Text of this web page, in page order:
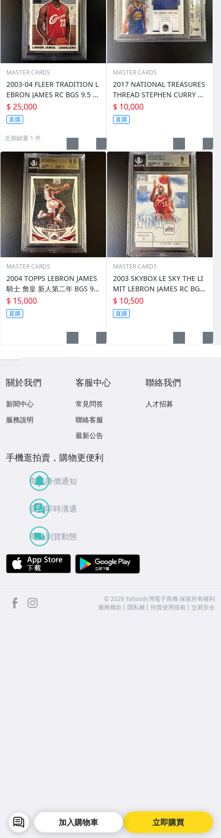
立即購買
加入購物車
MASTER CARDS
2003-04 FLEER TRADITION L
EBRON JAMES RC BGS 9.5 騎
士 詹皇 新人年 NBA PSA 鑑定
卡
$ 25,000
直購
近期銷量 1 件
MASTER CARDS
2017 NATIONAL TREASURES
THREAD STEPHEN CURRY B
GS 9 國寶 勇士 冠軍年 咖喱 限
量99 NBA PSA 鑑定卡
$ 10,000
直購
MASTER CARDS
2004 TOPPS LEBRON JAMES
騎士 詹皇 新人第二年 BGS 9.5
金標 NBA PSA 鑑定卡
$ 15,000
直購
MASTER CARDS
2003 SKYBOX LE SKY THE LI
MIT LEBRON JAMES RC BGS
9 騎士 詹皇 新人年 NBA PSA
鑑定卡 差0.5 金標
$ 10,500
直購
關於我們
新聞中心
服務說明
客服中心
常見問答
聯絡客服
最新公告
聯絡我們
人才招募
手機逛拍賣，購物更便利
商品降價通知
買賣即時溝通
商品到貨動態
APP Store
facebook ©2026 Yahoo台灣電子商務 保留所有權利
服務條款
隱私權 拍賣使用規範 交易安全